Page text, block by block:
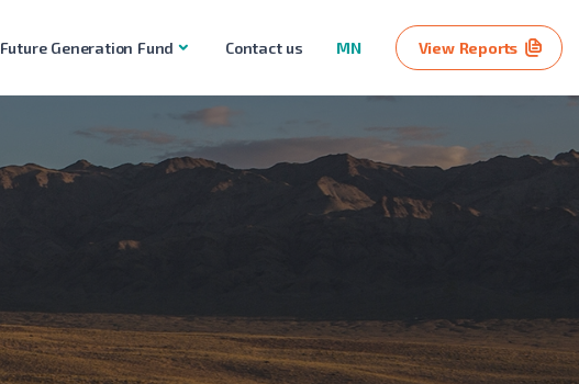
Future Generation Fund Contact us MN View Reports